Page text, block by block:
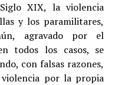
XIX, la violencia
y los paramilitares,
agravado por el
todos los casos, se
con falsas razones,
por la propia